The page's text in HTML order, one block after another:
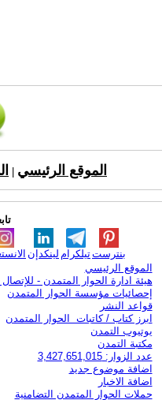
الموقع الرئيسي
لينكدإن تيلكرامبنترست
الموقع الرئيسي
هيئة ادارة الحوار المتمدن - للإتصال
إحصائيات مؤسسة الحوار المتمدن
قواعد النشر
ابرز كتاب / كاتبات الحوار المتمدن
يوتيوب التمدن
مكتبة التمدن
عدد الزوار: 3,427,651,015
اضافة موضوع جديد
اضافة الاخبار
حملات الحوار المتمدن التضامنية